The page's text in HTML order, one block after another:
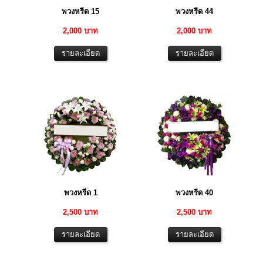
พวงหรีด 15
2,000 บาท
พวงหรีด 44
2,000 บาท
พวงหรีด 1
2,500 บาท
พวงหรีด 40
2,500 บาท